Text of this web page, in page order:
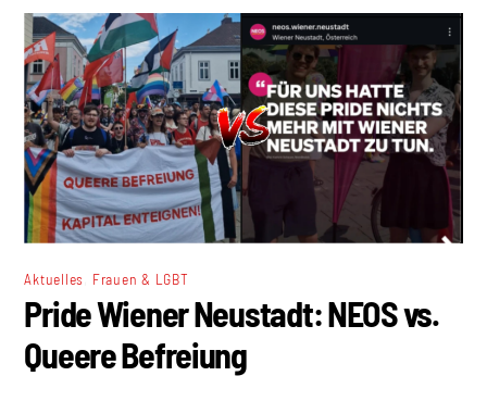
Aktuelles Frauen & LGBT
Pride Wiener Neustadt: NEOS vs.
Queere Befreiung